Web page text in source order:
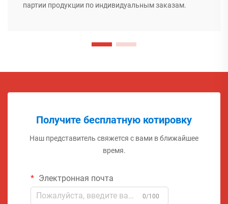
партии продукции по индивидуальным заказам.
Получите бесплатную котировку
Наш представитель свяжется с вами в ближайшее
время.
Электронная почта
0/100